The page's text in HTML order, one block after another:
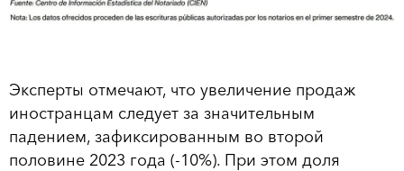
Эксперты отмечают, что увеличение продаж
иностранцам следует за значительным
падением, зафиксированным во второй
половине 2023 года (-10%). При этом доля